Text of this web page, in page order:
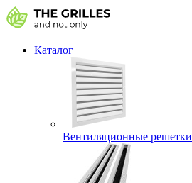
Каталог
Вентиляционные решетки